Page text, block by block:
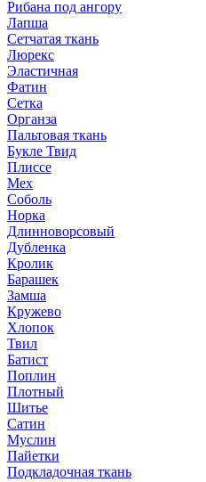
Рибана под ангору
Лапша
Сетчатая ткань
Люрекс
Эластичная
Фатин
Сетка
Органза
Пальтовая ткань
Букле Твид
Плиссе
Мех
Соболь
Норка
Длинноворсовый
Дубленка
Кролик
Барашек
Замша
Кружево
Хлопок
Твил
Батист
Поплин
Плотный
Шитье
Сатин
Муслин
Пайетки
Подкладочная ткань